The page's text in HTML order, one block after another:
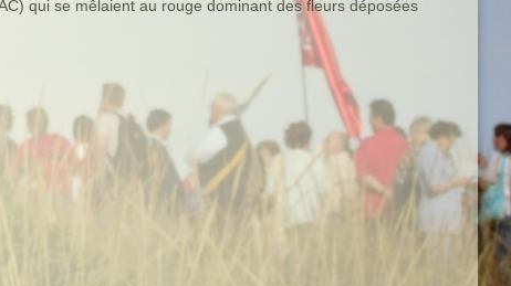
qui se mêlaient au rouge dominant des fleurs déposées